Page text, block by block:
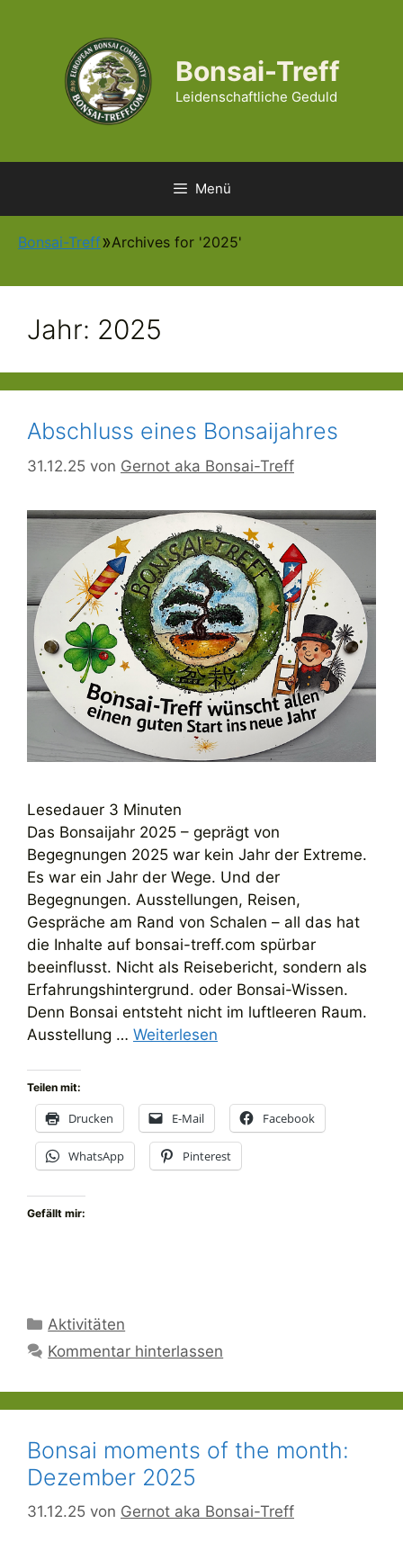
Bonsai-Treff
Leidenschaftliche Geduld
Menü
Bonsai-Treff Archives for '2025'
Jahr: 2025
Abschluss eines Bonsaijahres
31.12.25 von Gernot aka Bonsai-Treff
Lesedauer 3 Minuten
Das Bonsaijahr 2025 – geprägt von
Begegnungen 2025 war kein Jahr der Extreme.
Es war ein Jahr der Wege. Und der
Begegnungen. Ausstellungen, Reisen,
Gespräche am Rand von Schalen – all das hat
die Inhalte auf bonsai-treff.com spürbar
beeinflusst. Nicht als Reisebericht, sondern als
Erfahrungshintergrund. oder Bonsai-Wissen.
Denn Bonsai entsteht nicht im luftleeren Raum.
Ausstellung … Weiterlesen
Teilen mit:
Drucken E-Mail Facebook
WhatsApp Pinterest
Gefällt mir:
Kategorien
Aktivitäten
Kommentar hinterlassen
Bonsai moments of the month:
Dezember 2025
31.12.25 von Gernot aka Bonsai-Treff